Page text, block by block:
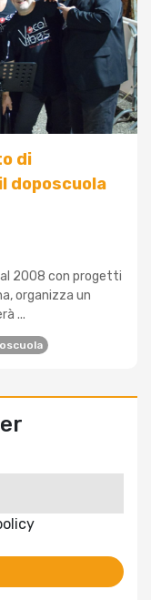
di
doposcuola
2008 con progetti
organizza un
...